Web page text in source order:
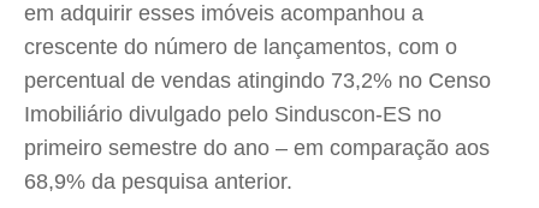
em adquirir esses imóveis acompanhou a
crescente do número de lançamentos, com o
percentual de vendas atingindo 73,2% no Censo
Imobiliário divulgado pelo Sinduscon-ES no
primeiro semestre do ano – em comparação aos
68,9% da pesquisa anterior.